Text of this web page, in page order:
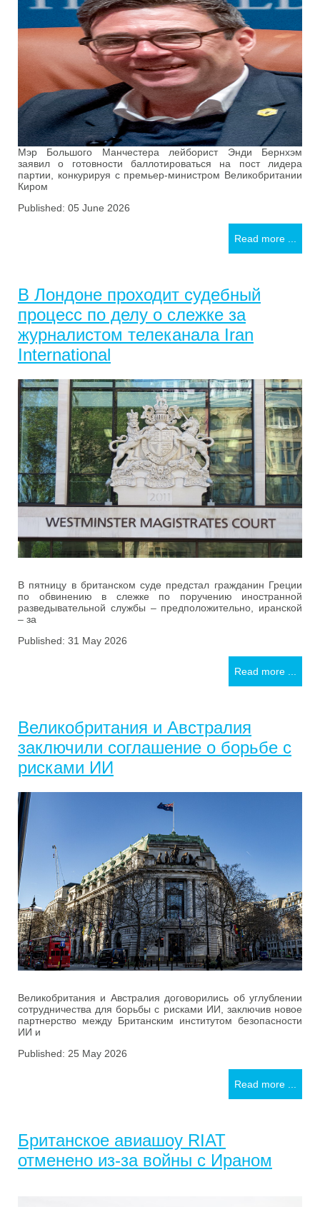
Мэр Большого Манчестера лейборист Энди Бернхэм
заявил о готовности баллотироваться на пост лидера
партии, конкурируя с премьер-министром Великобритании
Киром
Published: 05 June 2026
Read more ...
В Лондоне проходит судебный
процесс по делу о слежке за
журналистом телеканала Iran
International
В пятницу в британском суде предстал гражданин Греции
по обвинению в слежке по поручению иностранной
разведывательной службы – предположительно, иранской
– за
Published: 31 May 2026
Read more ...
Великобритания и Австралия
заключили соглашение о борьбе с
рисками ИИ
Великобритания и Австралия договорились об углублении
сотрудничества для борьбы с рисками ИИ, заключив новое
партнерство между Британским институтом безопасности
ИИ и
Published: 25 May 2026
Read more ...
Британское авиашоу RIAT
отменено из-за войны с Ираном